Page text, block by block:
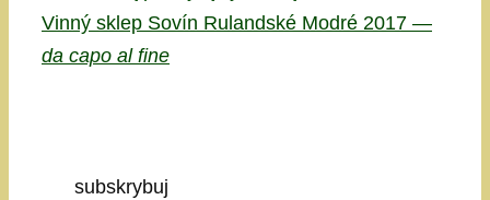
Vinný sklep Sovín Rulandské Modré 2017 —
da capo al fine
subskrybuj